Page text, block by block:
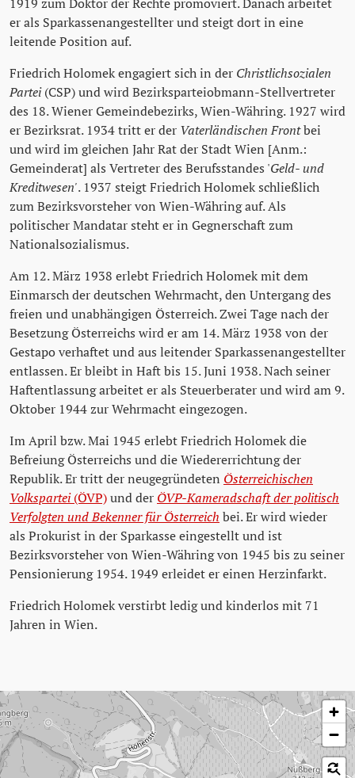
er als Sparkassenangestellter und steigt dort in eine
leitende Position auf.
Friedrich Holomek engagiert sich in der Christlichsozialen
Partei(CSP) und wird Bezirksparteiobmann-Stellvertreter
des 18. Wiener Gemeindebezirks, Wien-Währing. 1927 wird
er Bezirksrat. 1934 tritt er der Vaterländischen Frontbei
und wird im gleichen Jahr Rat der Stadt Wien [Anm.:
Gemeinderat] als Vertreter des Berufsstandes 'Geld- und
Kreditwesen'. 1937 steigt Friedrich Holomek schließlich
zum Bezirksvorsteher von Wien-Währing auf. Als
politischer Mandatar steht er in Gegnerschaft zum
Nationalsozialismus.
Am 12. März 1938 erlebt Friedrich Holomek mit dem
Einmarsch der deutschen Wehrmacht, den Untergang des
freien und unabhängigen Österreich. Zwei Tage nach der
Besetzung Österreichs wird er am 14. März 1938 von der
Gestapo verhaftet und aus leitender Sparkassenangestellter
entlassen. Er bleibt in Haft bis 15. Juni 1938. Nach seiner
Haftentlassung arbeitet er als Steuerberater und wird am 9.
Oktober 1944 zur Wehrmacht eingezogen.
Im April bzw. Mai 1945 erlebt Friedrich Holomek die
Befreiung Österreichs und die Wiedererrichtung der
Republik. Er tritt der neugegründeten Österreichischen
Volkspartei(ÖVP)und der ÖVP-Kameradschaft der politisch
Verfolgten und Bekenner für Österreich bei. Er wird wieder
als Prokurist in der Sparkasse eingestellt und ist
Bezirksvorsteher von Wien-Währing von 1945 bis zu seiner
Pensionierung 1954. 1949 erleidet er einen Herzinfarkt.
Friedrich Holomek verstirbt ledig und kinderlos mit 71
Jahren in Wien.
Karte überspringen